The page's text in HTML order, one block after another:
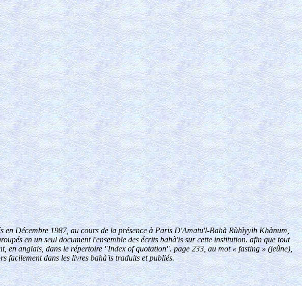
en Décembre 1987, au cours de la présence à Paris D'Amatu'l-Bahà Rùhìyyih Khànum,
en un seul document l'ensemble des écrits bahà'is sur cette institution. afin que tout
en anglais, dans le répertoire "Index of quotation". page 233, au mot « fasting » (jeûne),
facilement dans les livres bahà'is traduits et publiés.